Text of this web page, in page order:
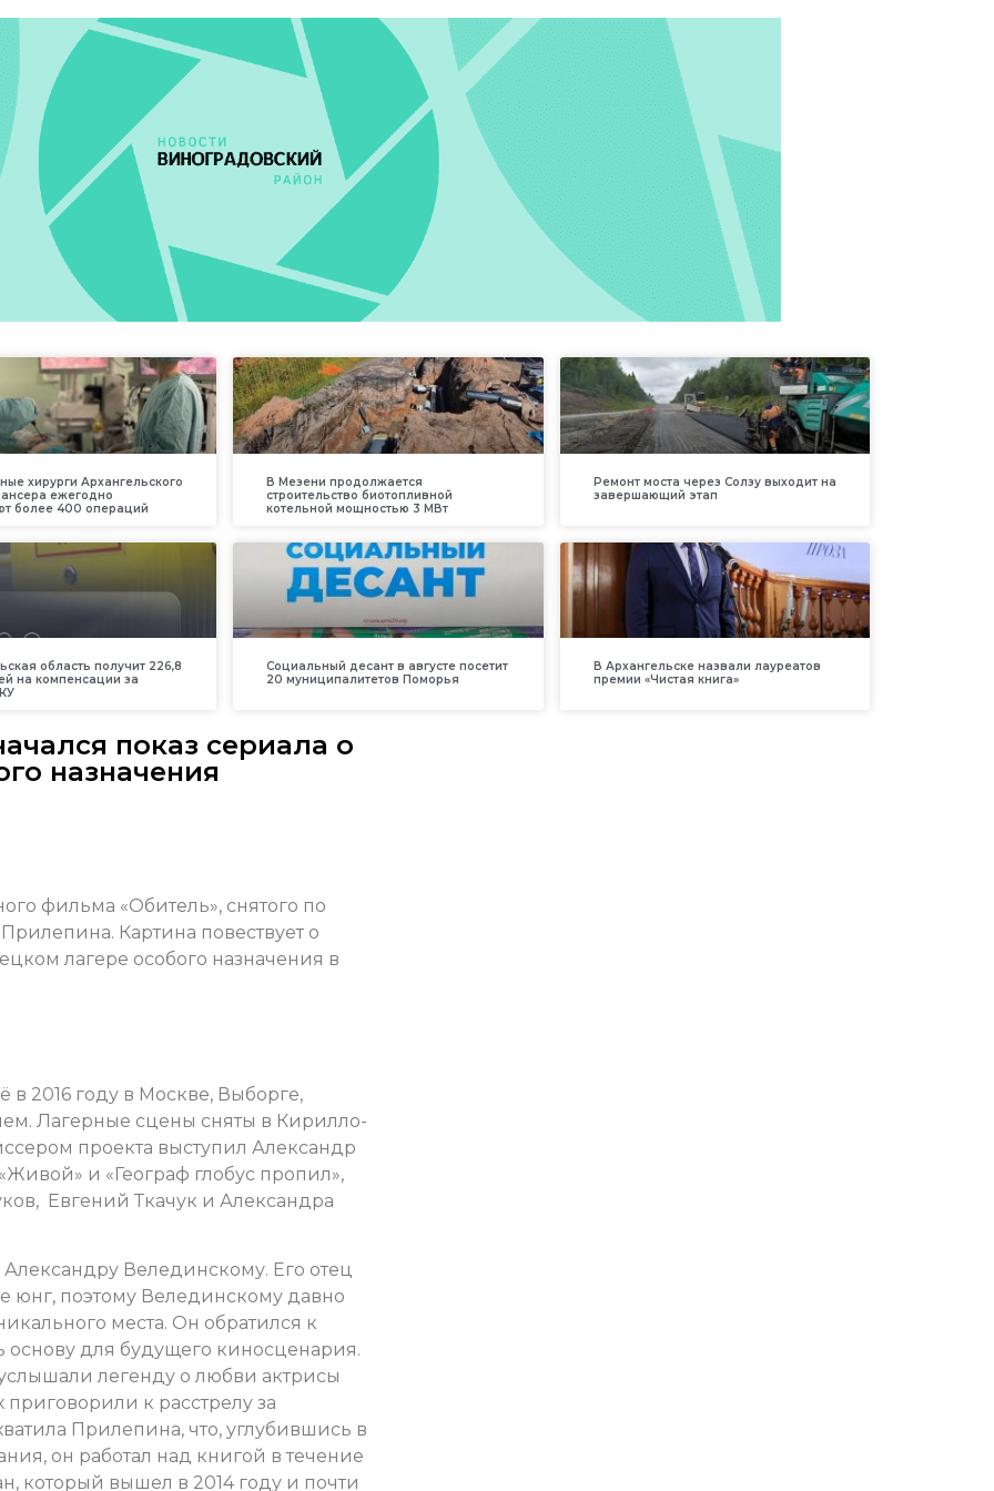
хирурги Архангельского
ежегодно
более 400 операций
В Мезени продолжается
строительство биотопливной
котельной мощностью 3 МВт
Ремонт моста через Солзу выходит на
завершающий этап
область получит 226,8
на компенсации за
Социальный десант в августе посетит
20 муниципалитетов Поморья
В Архангельске назвали лауреатов
премии «Чистая книга»
показ сериала о
назначения
фильма «Обитель», снятого по
Картина повествует о
лагере особого назначения в
в 2016 году в Москве, Выборге,
Лагерные сцены сняты в Кирилло-
проекта выступил Александр
и «Географ глобус пропил»,
Евгений Ткачук и Александра
Велединскому. Его отец
юнг, поэтому Велединскому давно
места. Он обратился к
основу для будущего киносценария.
легенду о любви актрисы
приговорили к paccтpeлy за
Прилепина, что, углубившись в
он работал над книгой в течение
который вышел в 2014 году и почти